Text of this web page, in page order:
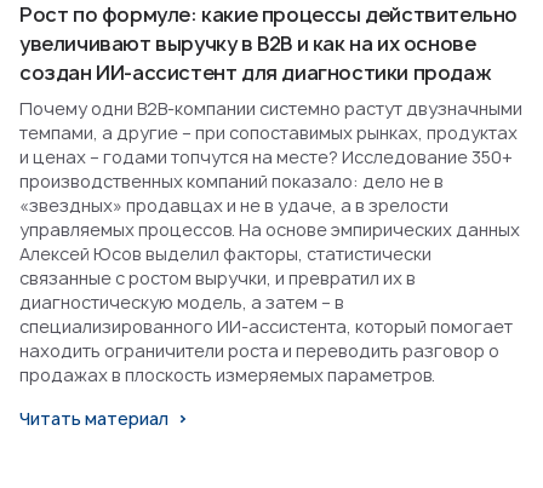
Рост по формуле: какие процессы действительно
увеличивают выручку в B2B и как на их основе
создан ИИ-ассистент для диагностики продаж
Почему одни B2B-компании системно растут двузначными
темпами, а другие – при сопоставимых рынках, продуктах
и ценах – годами топчутся на месте? Исследование 350+
производственных компаний показало: дело не в
«звездных» продавцах и не в удаче, а в зрелости
управляемых процессов. На основе эмпирических данных
Алексей Юсов выделил факторы, статистически
связанные с ростом выручки, и превратил их в
диагностическую модель, а затем – в
специализированного ИИ-ассистента, который помогает
находить ограничители роста и переводить разговор о
продажах в плоскость измеряемых параметров.
Читать материал